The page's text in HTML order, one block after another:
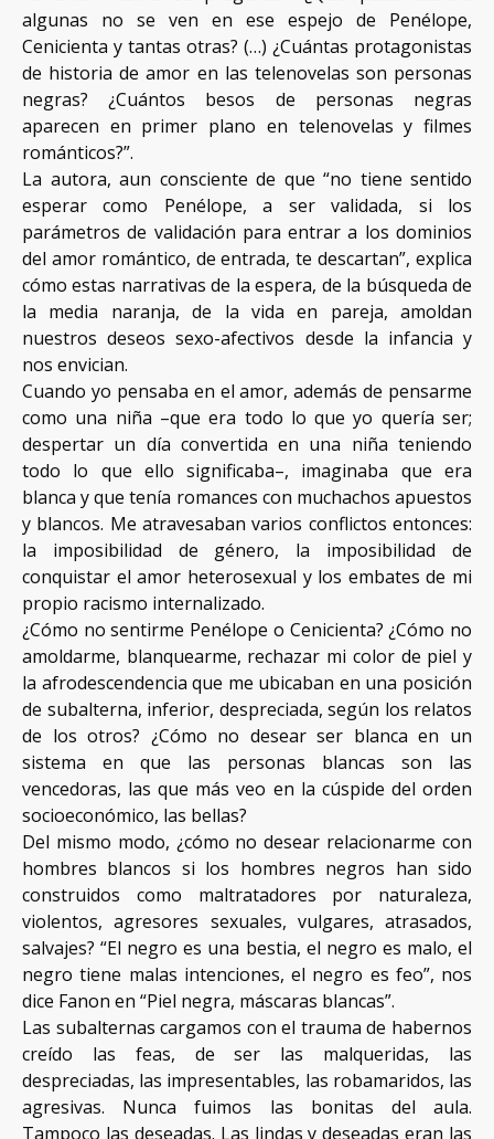
algunas no se ven en ese espejo de Penélope,
Cenicienta y tantas otras? (…) ¿Cuántas protagonistas
de historia de amor en las telenovelas son personas
negras? ¿Cuántos besos de personas negras
aparecen en primer plano en telenovelas y filmes
románticos?”.
La autora, aun consciente de que “no tiene sentido
esperar como Penélope, a ser validada, si los
parámetros de validación para entrar a los dominios
del amor romántico, de entrada, te descartan”, explica
cómo estas narrativas de la espera, de la búsqueda de
la media naranja, de la vida en pareja, amoldan
nuestros deseos sexo-afectivos desde la infancia y
nos envician.
Cuando yo pensaba en el amor, además de pensarme
como una niña –que era todo lo que yo quería ser;
despertar un día convertida en una niña teniendo
todo lo que ello significaba–, imaginaba que era
blanca y que tenía romances con muchachos apuestos
y blancos. Me atravesaban varios conflictos entonces:
la imposibilidad de género, la imposibilidad de
conquistar el amor heterosexual y los embates de mi
propio racismo internalizado.
¿Cómo no sentirme Penélope o Cenicienta? ¿Cómo no
amoldarme, blanquearme, rechazar mi color de piel y
la afrodescendencia que me ubicaban en una posición
de subalterna, inferior, despreciada, según los relatos
de los otros? ¿Cómo no desear ser blanca en un
sistema en que las personas blancas son las
vencedoras, las que más veo en la cúspide del orden
socioeconómico, las bellas?
Del mismo modo, ¿cómo no desear relacionarme con
hombres blancos si los hombres negros han sido
construidos como maltratadores por naturaleza,
violentos, agresores sexuales, vulgares, atrasados,
salvajes? “El negro es una bestia, el negro es malo, el
negro tiene malas intenciones, el negro es feo”, nos
dice Fanon en “Piel negra, máscaras blancas”.
Las subalternas cargamos con el trauma de habernos
creído las feas, de ser las malqueridas, las
despreciadas, las impresentables, las robamaridos, las
agresivas. Nunca fuimos las bonitas del aula.
Tampoco las deseadas. Las lindas y deseadas eran las